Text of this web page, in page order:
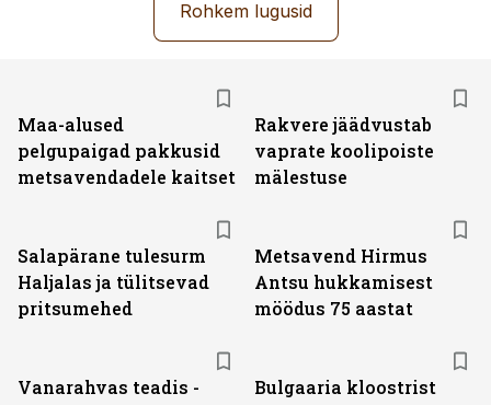
Rohkem lugusid
Maa-alused
pelgupaigad pakkusid
metsavendadele kaitset
Rakvere jäädvustab
vaprate koolipoiste
mälestuse
Salapärane tulesurm
Haljalas ja tülitsevad
pritsumehed
Metsavend Hirmus
Antsu hukkamisest
möödus 75 aastat
Vanarahvas teadis -
Bulgaaria kloostrist